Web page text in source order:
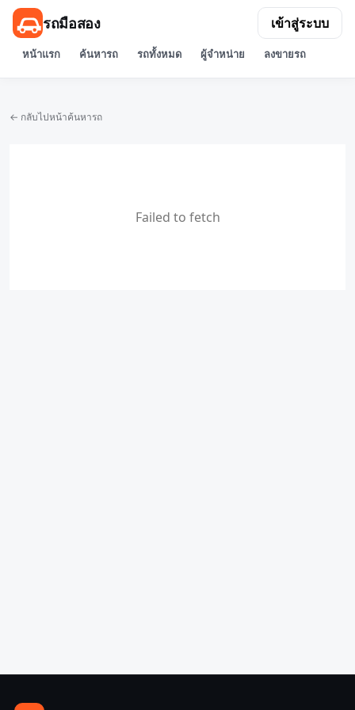
รถมือสอง
หน้าแรก ค้นหารถ รถทั้งหมด ผู้จำหน่าย ลงขายรถ
เข้าสู่ระบบ
← กลับไปหน้าค้นหารถ
Failed to fetch